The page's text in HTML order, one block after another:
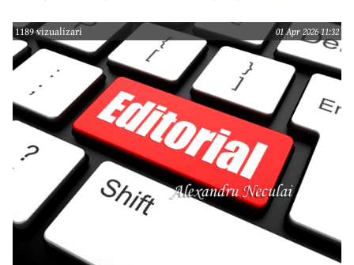
1189 vizualizari 01 Apr 2026 11:32